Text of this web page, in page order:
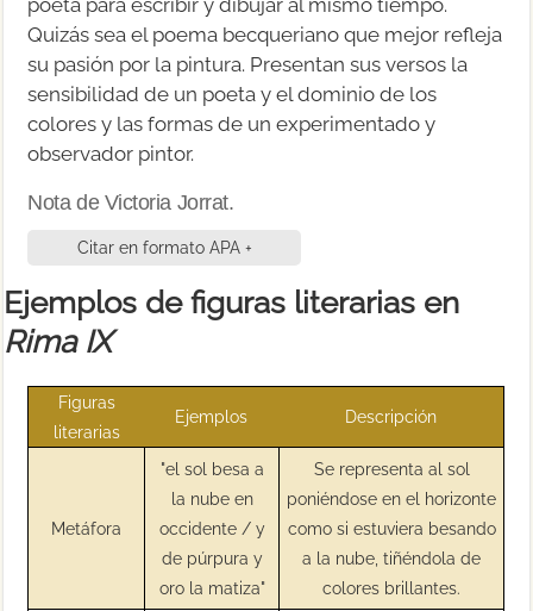
Quizás sea el poema becqueriano que mejor refleja
su pasión por la pintura. Presentan sus versos la
sensibilidad de un poeta y el dominio de los
colores y las formas de un experimentado y
observador pintor.
Nota de Victoria Jorrat.
Citar en formato APA +
Ejemplos de figuras literarias en
Rima IX
Figuras
literarias
Ejemplos Descripción
Metáfora
"el sol besa a
la nube en
occidente / y
de púrpura y
oro la matiza"
Se representa al sol
poniéndose en el horizonte
como si estuviera besando
a la nube, tiñéndola de
colores brillantes.